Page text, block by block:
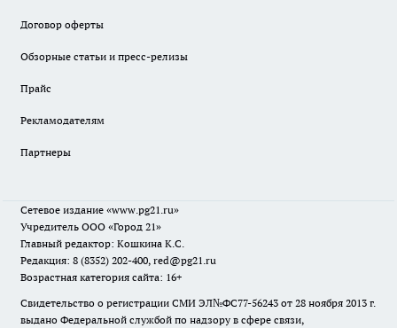
Договор оферты
Обзорные статьи и пресс-релизы
Прайс
Рекламодателям
Партнеры
Сетевое издание «www.pg21.ru»
Учредитель ООО «Город 21»
Главный редактор: Кошкина К.С.
Редакция: 8 (8352) 202-400, red@pg21.ru
Возрастная категория сайта: 16+
Свидетельство о регистрации СМИ ЭЛ№ФС77-56243 от 28 ноября 2013 г.
выдано Федеральной службой по надзору в сфере связи,